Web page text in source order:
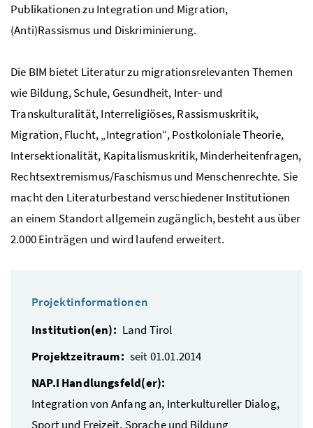
Publikationen zu Integration und Migration,
(Anti)Rassismus und Diskriminierung.
Die BIM bietet Literatur zu migrationsrelevanten Themen
wie Bildung, Schule, Gesundheit, Inter- und
Transkulturalität, Interreligiöses, Rassismuskritik,
Migration, Flucht, „Integration“, Postkoloniale Theorie,
Intersektionalität, Kapitalismuskritik, Minderheitenfragen,
Rechtsextremismus/Faschismus und Menschenrechte. Sie
macht den Literaturbestand verschiedener Institutionen
an einem Standort allgemein zugänglich, besteht aus über
2.000 Einträgen und wird laufend erweitert.
Projektinformationen
Institution(en): Land Tirol
Projektzeitraum: seit 01.01.2014
NAP.I Handlungsfeld(er):
Integration von Anfang an, Interkultureller Dialog,
Sport und Freizeit, Sprache und Bildung